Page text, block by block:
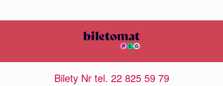
Bilety Nr tel. 22 825 59 79